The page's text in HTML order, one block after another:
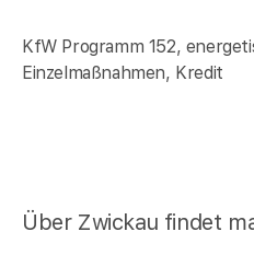
KfW Programm 152,
Einzelmaßnahmen, Kredit
Über Zwickau findet